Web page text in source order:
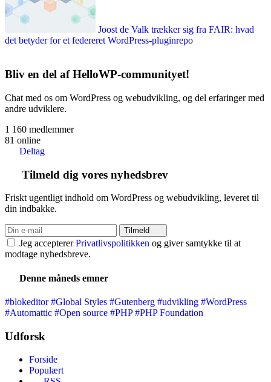
Joost de Valk trækker sig fra FAIR: hvad
det betyder for et federeret WordPress-pluginrepo
Bliv en del af HelloWP-communityet!
Chat med os om WordPress og webudvikling, og del erfaringer med
andre udviklere.
1 160 medlemmer
81 online
Deltag
Tilmeld dig vores nyhedsbrev
Friskt ugentligt indhold om WordPress og webudvikling, leveret til
din indbakke.
Tilmeld
Jeg acceptererPrivatlivspolitikken og giver samtykke til at
modtage nyhedsbreve.
Denne måneds emner
#blokeditor #Global Styles #Gutenberg #udvikling #WordPress
#Automattic #Open source #PHP #PHP Foundation
Udforsk
Forside
Populært